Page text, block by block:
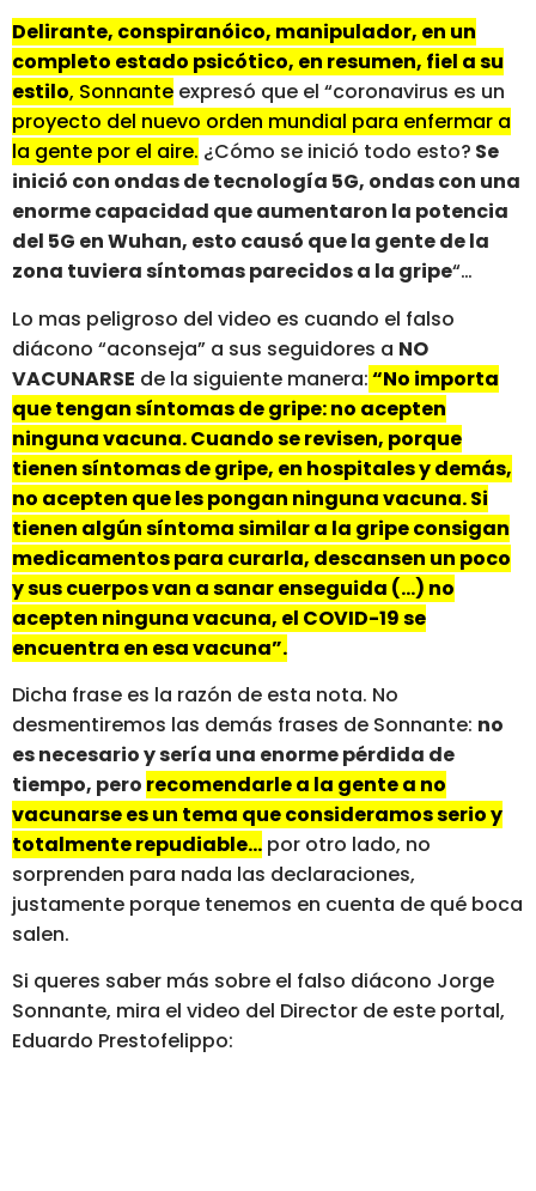
Delirante, conspiranóico, manipulador, en un
completo estado psicótico, en resumen, fiel a su
estilo, Sonnante expresó que el “coronavirus es un
proyecto del nuevo orden mundial para enfermar a
la gente por el aire. ¿Cómo se inició todo esto? Se
inició con ondas de tecnología 5G, ondas con una
enorme capacidad que aumentaron la potencia
del 5G en Wuhan, esto causó que la gente de la
zona tuviera síntomas parecidos a la gripe“…
Lo mas peligroso del video es cuando el falso
diácono “aconseja” a sus seguidores a NO
VACUNARSE de la siguiente manera:“No importa
que tengan síntomas de gripe: no acepten
ninguna vacuna. Cuando se revisen, porque
tienen síntomas de gripe, en hospitales y demás,
no acepten que les pongan ninguna vacuna. Si
tienen algún síntoma similar a la gripe consigan
medicamentos para curarla, descansen un poco
y sus cuerpos van a sanar enseguida (…) no
acepten ninguna vacuna, el COVID-19 se
encuentra en esa vacuna”.
Dicha frase es la razón de esta nota. No
desmentiremos las demás frases de Sonnante: no
es necesario y sería una enorme pérdida de
tiempo, pero recomendarle a la gente a no
vacunarse es un tema que consideramos serio y
totalmente repudiable… por otro lado, no
sorprenden para nada las declaraciones,
justamente porque tenemos en cuenta de qué boca
salen.
Si queres saber más sobre el falso diácono Jorge
Sonnante, mira el video del Director de este portal,
Eduardo Prestofelippo: